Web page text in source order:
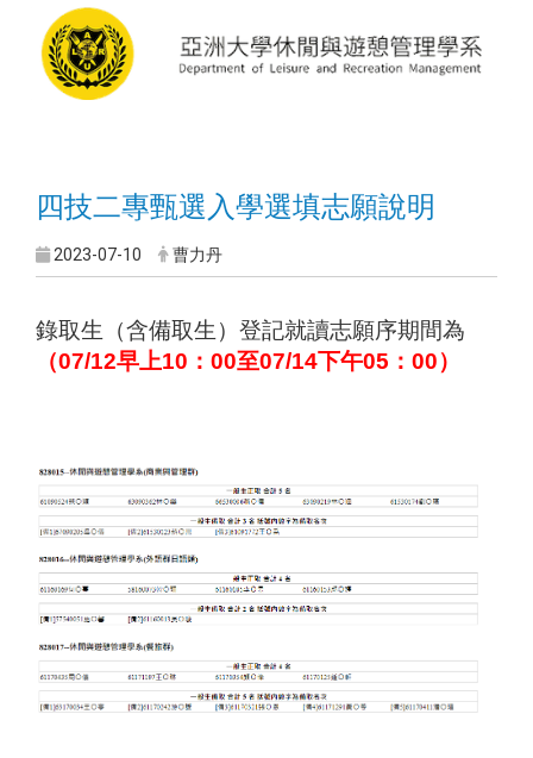
四技二專甄選入學選填志願說明
2023-07-10 曹力丹
錄取生（含備取生）登記就讀志願序期間為
（07/12早上10：00至07/14下午05：00）